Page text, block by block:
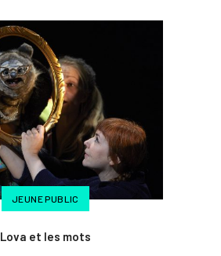
JEUNE PUBLIC
Lova et les mots